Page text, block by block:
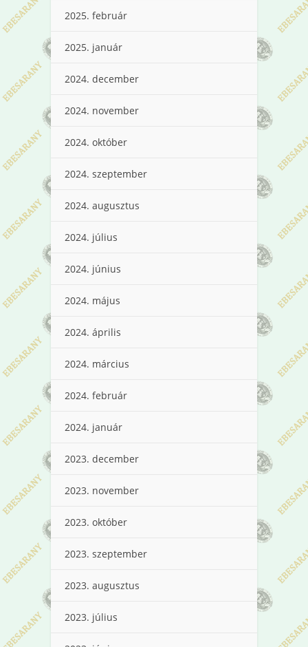
2025. február
2025. január
2024. december
2024. november
2024. október
2024. szeptember
2024. augusztus
2024. július
2024. június
2024. május
2024. április
2024. március
2024. február
2024. január
2023. december
2023. november
2023. október
2023. szeptember
2023. augusztus
2023. július